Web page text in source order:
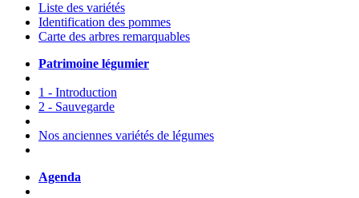
Liste des variétés
Identification des pommes
Carte des arbres remarquables
Patrimoine légumier
1 - Introduction
2 - Sauvegarde
Nos anciennes variétés de légumes
Agenda